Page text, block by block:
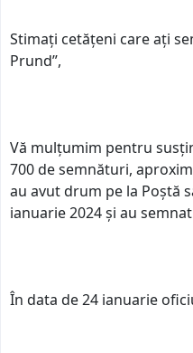
Stimați cetățeni care ați
Prund”,
Vă mulțumim pentru
700 de semnături,
au avut drum pe la Poștă
ianuarie 2024 și au
În data de 24 ianuarie